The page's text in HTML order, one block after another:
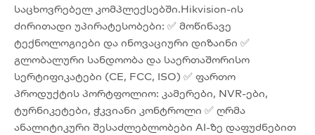
საცხოვრებელ კომპლექსებში.Hikvision-ის
ძირითადი უპირატესობები: ✅ მოწინავე
ტექნოლოგიები და ინოვაციური დიზაინი ✅
გლობალური სანდოობა და საერთაშორისო
სერტიფიკატები (CE, FCC, ISO) ✅ ფართო
პროდუქტის პორტფოლიო: კამერები, NVR-ები,
ტურნიკეტები, ჭკვიანი კონტროლი ✅ ღრმა
ანალიტიკური შესაძლებლობები AI-ზე დაფუძნებით